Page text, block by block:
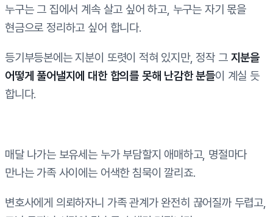
누구는 그 집에서 계속 살고 싶어 하고, 누구는 자기 몫을
현금으로 정리하고 싶어 합니다.
등기부등본에는 지분이 또렷이 적혀 있지만, 정작 그 지분을
어떻게 풀어낼지에 대한 합의를 못해 난감한 분들이 계실 듯
합니다.
매달 나가는 보유세는 누가 부담할지 애매하고, 명절마다
만나는 가족 사이에는 어색한 침묵이 깔리죠.
변호사에게 의뢰하자니 가족 관계가 완전히 끊어질까 두렵고,